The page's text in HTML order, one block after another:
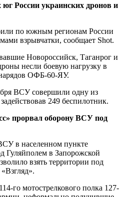
России украинских дронов и
по южным регионам России
взрывчатки, сообщает Shot.
Новороссийск, Таганрог и
несли боевую нагрузку в
ОФБ-60-ЯУ.
ВСУ совершили одну из
249 беспилотник.
прорвал оборону ВСУ под
в населенном пункте
Гуляйполем в Запорожской
взять территории под
го мотострелкового полка 127-